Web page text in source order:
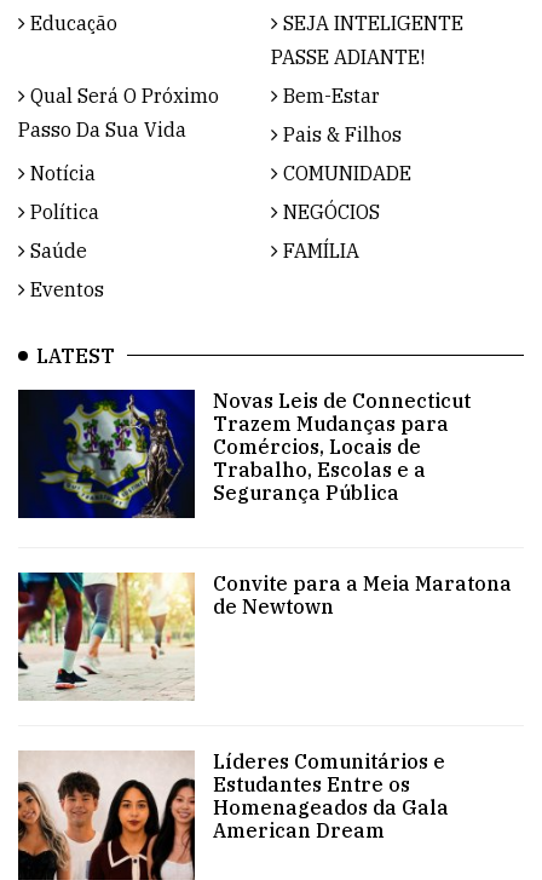
Educação
SEJA INTELIGENTE
PASSE ADIANTE!
Qual Será O Próximo
Passo Da Sua Vida
Bem-Estar
Pais & Filhos
Notícia
COMUNIDADE
Política
NEGÓCIOS
Saúde
FAMÍLIA
Eventos
LATEST
Novas Leis de Connecticut
Trazem Mudanças para
Comércios, Locais de
Trabalho, Escolas e a
Segurança Pública
Convite para a Meia Maratona
de Newtown
Líderes Comunitários e
Estudantes Entre os
Homenageados da Gala
American Dream